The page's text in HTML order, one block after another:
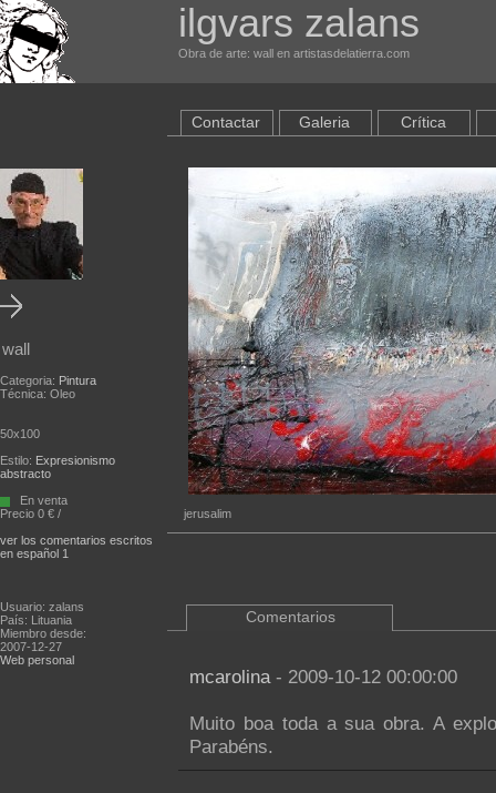
ilgvars zalans
Obra de arte: wall en artistasdelatierra.com
wall
Categoria: Pintura
Técnica: Oleo
50x100
Estilo: Expresionismo
abstracto
En venta
Precio 0 € /
ver los comentarios escritos
en español 1
Usuario: zalans
País: Lituania
Miembro desde:
2007-12-27
Web personal
Contactar Galeria Crítica
jerusalim
Comentarios
mcarolina- 2009-10-12 00:00:00
Muito boa toda a sua obra. A
Parabéns.